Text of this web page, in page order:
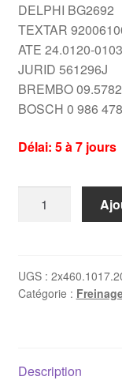
DELPHI BG2692
TEXTAR
ATE 24.0120-
JURID 561296J
BREMBO
BOSCH 0 986
Délai: 5 à 7 jours
disques
de
944
UGS :
Catégorie :
Description